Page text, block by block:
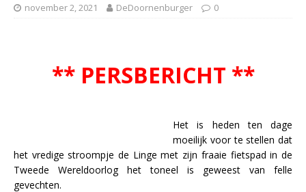
november 2, 2021 DeDoornenburger 0
** PERSBERICHT **
Het is heden ten dage
moeilijk voor te stellen dat
het vredige stroompje de Linge met zijn fraaie fietspad in de
Tweede Wereldoorlog het toneel is geweest van felle
gevechten.